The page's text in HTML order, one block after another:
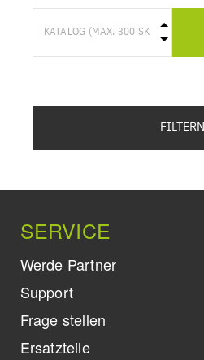
FILTERN
SERVICE
Werde Partner
Support
Frage stellen
Ersatzteile